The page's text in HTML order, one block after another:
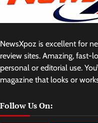
NewsXpoz is excellent for
review sites. Amazing, fast-
personal or editorial use.
magazine that looks or
Follow Us On: